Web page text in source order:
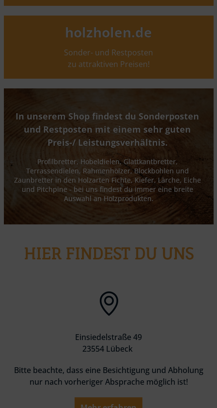
holzholen.de
Sonder- und Restposten
zu attraktiven Preisen!
In unserem Shop findest du Sonderposten
und Restposten mit einem sehr guten
Preis-/ Leistungsverhältnis.
Profilbretter, Hobeldielen, Glattkantbretter,
Terrassendielen, Rahmenhölzer, Blockbohlen und
Zaunbretter in den Holzarten Fichte, Kiefer, Lärche, Eiche
und Pitchpine - bei uns findest du immer eine breite
Auswahl an Holzprodukten.
HIER FINDEST DU UNS
Einsiedelstraße 49
23554 Lübeck
Bitte beachte, dass eine Besichtigung und Abholung
nur nach vorheriger Absprache möglich ist!